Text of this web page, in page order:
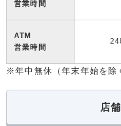
営業時間
ATM
営業時間
24
※年中無休（年末年始を除
店